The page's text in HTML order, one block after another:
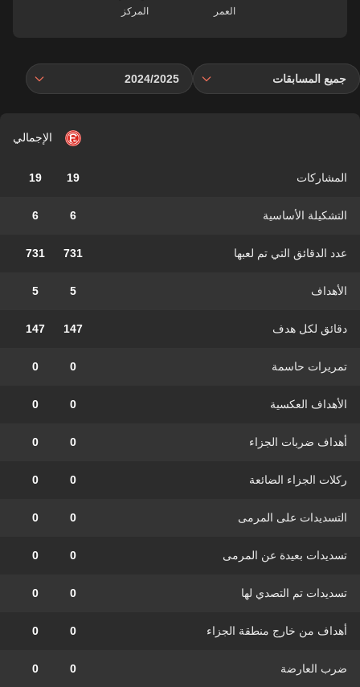
العمر المركز
جميع المسابقات 2024/2025
الإجمالي
المشاركات 19
19
التشكيلة الأساسية 6
6
عدد الدقائق التي تم لعبها 731
731
الأهداف 5
5
دقائق لكل هدف 147
147
تمريرات حاسمة 0
0
الأهداف العكسية 0
0
أهداف ضربات الجزاء 0
0
ركلات الجزاء الضائعة 0
0
التسديدات على المرمى 0
0
تسديدات بعيدة عن المرمى 0
0
تسديدات تم التصدي لها 0
0
أهداف من خارج منطقة الجزاء 0
0
ضرب العارضة 0
0